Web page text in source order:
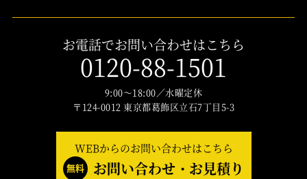
お電話でお問い合わせはこちら
0120-88-1501
9:00～18:00／水曜定休
〒124-0012 東京都葛飾区立石7丁目5-3
WEBからのお問い合わせはこちら
無料 お問い合わせ・お見積り